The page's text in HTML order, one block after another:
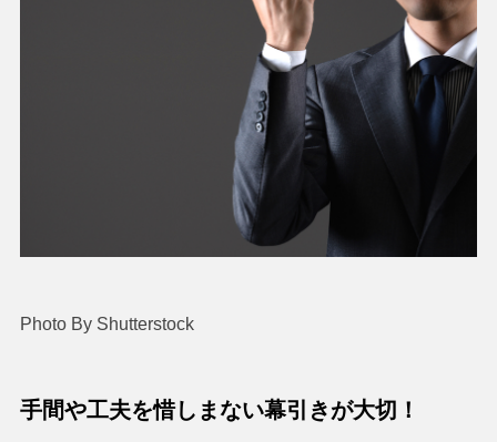
Photo By Shutterstock
手間や工夫を惜しまない幕引きが大切！